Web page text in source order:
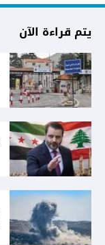
يتم قراءة الآن